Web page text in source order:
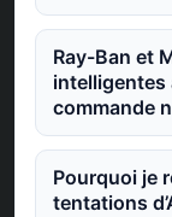
Ray-Ban et
intelligentes
commande
Pourquoi je
tentations